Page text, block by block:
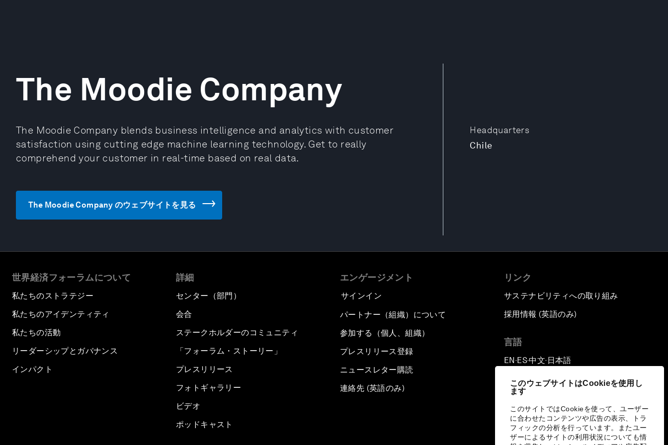
このウェブサイトはCookieを使用し
ます
このサイトではCookieを使って、ユーザー
に合わせたコンテンツや広告の表示、トラ
フィックの分析を行っています。またユー
ザーによるサイトの利用状況についても情
Headquarters
Chile
The Moodie Company
The Moodie Company blends business intelligence and analytics with customer
satisfaction using cutting edge machine learning technology. Get to really
comprehend your customer in real-time based on real data.
The Moodie Company のウェブサイトを見る
世界経済フォーラムについて
私たちのストラテジー
私たちのアイデンティティ
私たちの活動
リーダーシップとガバナンス
インパクト
詳細
センター（部門）
会合
ステークホルダーのコミュニティ
「フォーラム・ストーリー」
プレスリリース
フォトギャラリー
ビデオ
ポッドキャスト
エンゲージメント
サインイン
パートナー（組織）について
参加する（個人、組織）
プレスリリース登録
ニュースレター購読
連絡先 (英語のみ)
リンク
サステナビリティへの取り組み
採用情報 (英語のみ)
言語
EN ▪ES▪中文▪ 日本語